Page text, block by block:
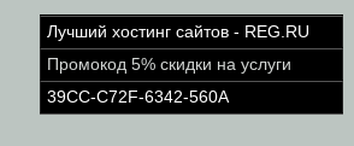
Лучший хостинг сайтов - REG.RU
Промокод 5% скидки на услуги
39CC-C72F-6342-560A